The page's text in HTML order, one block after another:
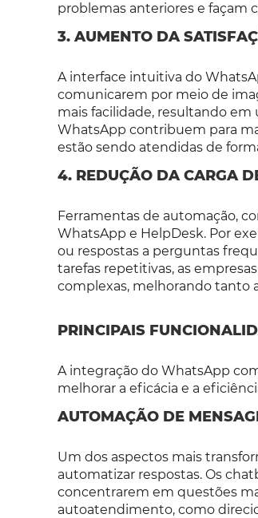
problemas anteriores e façam
3. AUMENTO DA
A interface intuitiva do
comunicarem por meio de
mais facilidade, resultando
WhatsApp contribuem para
estão sendo atendidas de
4. REDUÇÃO DA CARGA
Ferramentas de automação,
WhatsApp e HelpDesk. Por
ou respostas a perguntas
tarefas repetitivas, as
complexas, melhorando tanto
PRINCIPAIS
A integração do WhatsApp
melhorar a eficácia e a
AUTOMAÇÃO DE
Um dos aspectos mais
automatizar respostas. Os
concentrarem em questões
autoatendimento, como